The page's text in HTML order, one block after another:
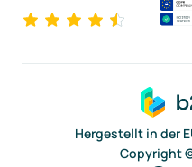
Hergestellt in der
Copyright